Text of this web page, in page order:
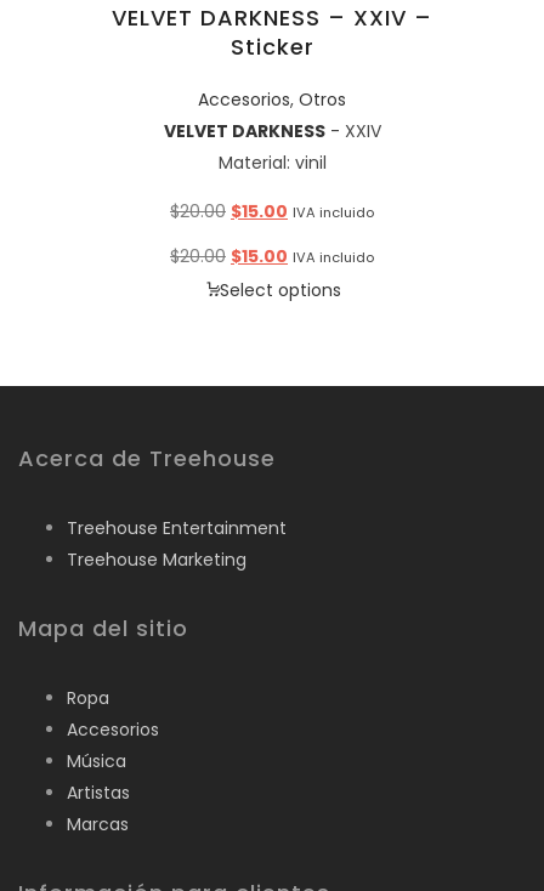
VELVET DARKNESS – XXIV –
Sticker
Accesorios, Otros
VELVET DARKNESS- XXIV
Material: vinil
$20.00 Original
was:
$20.00.
$15.00 Current
is:
$15.00.
IVA incluido
$20.00 Original
price
$15.00 Current
price
IVA incluido
Select options
Acerca de Treehouse
Treehouse Entertainment
Treehouse Marketing
Mapa del sitio
Ropa
Accesorios
Música
Artistas
Marcas